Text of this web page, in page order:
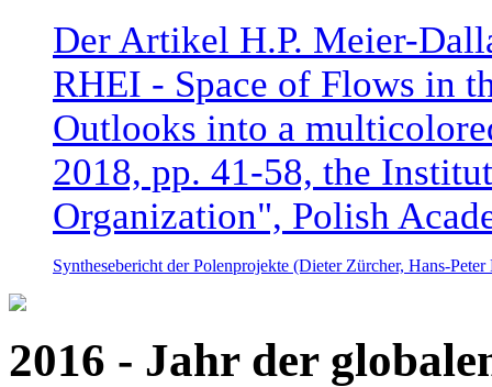
Der Artikel H.P. Meier-
RHEI - Space of Flows in
Outlooks into a
2018, pp. 41-58, the
Organization", Polish
Synthesebericht der Polenprojekte (Dieter Zürcher, Hans-
2016 - Jahr der